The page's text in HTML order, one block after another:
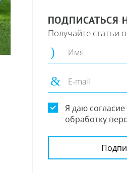
ПОДПИСАТЬСЯ
Получайте статьи
Я даю согласие
обработку